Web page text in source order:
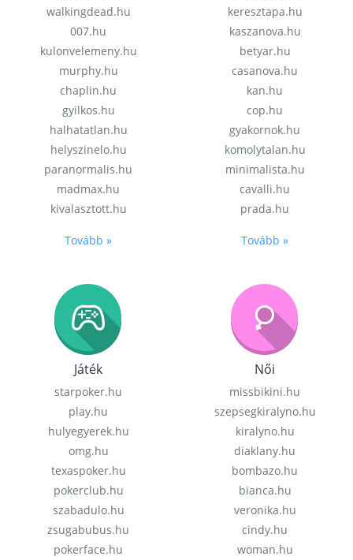
walkingdead.hu
007.hu
kulonvelemeny.hu
murphy.hu
chaplin.hu
gyilkos.hu
halhatatlan.hu
helyszinelo.hu
paranormalis.hu
madmax.hu
kivalasztott.hu
Tovább »
keresztapa.hu
kaszanova.hu
betyar.hu
casanova.hu
kan.hu
cop.hu
gyakornok.hu
komolytalan.hu
minimalista.hu
cavalli.hu
prada.hu
Tovább »
Játék
starpoker.hu
play.hu
hulyegyerek.hu
omg.hu
texaspoker.hu
pokerclub.hu
szabadulo.hu
zsugabubus.hu
pokerface.hu
Női
missbikini.hu
szepsegkiralyno.hu
kiralyno.hu
diaklany.hu
bombazo.hu
bianca.hu
veronika.hu
cindy.hu
woman.hu